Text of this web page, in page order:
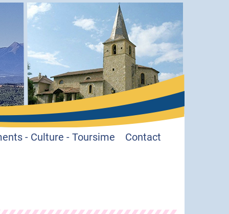
- Culture - Toursime Contact